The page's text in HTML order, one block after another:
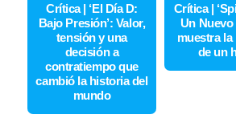
Crítica | ‘El Día D:
Bajo Presión’: Valor,
tensión y una
decisión a
contratiempo que
cambió la historia del
mundo
Crítica |
Un Nuevo
muestra la
de un